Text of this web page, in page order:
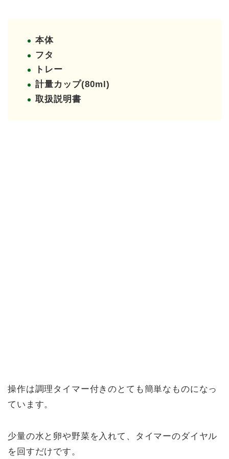
本体
フタ
トレー
計量カップ(80ml)
取扱説明書
操作は調理タイマー付きのとても簡単なものになっ
ています。
少量の水と卵や野菜を入れて、タイマーのダイヤル
を回すだけです。